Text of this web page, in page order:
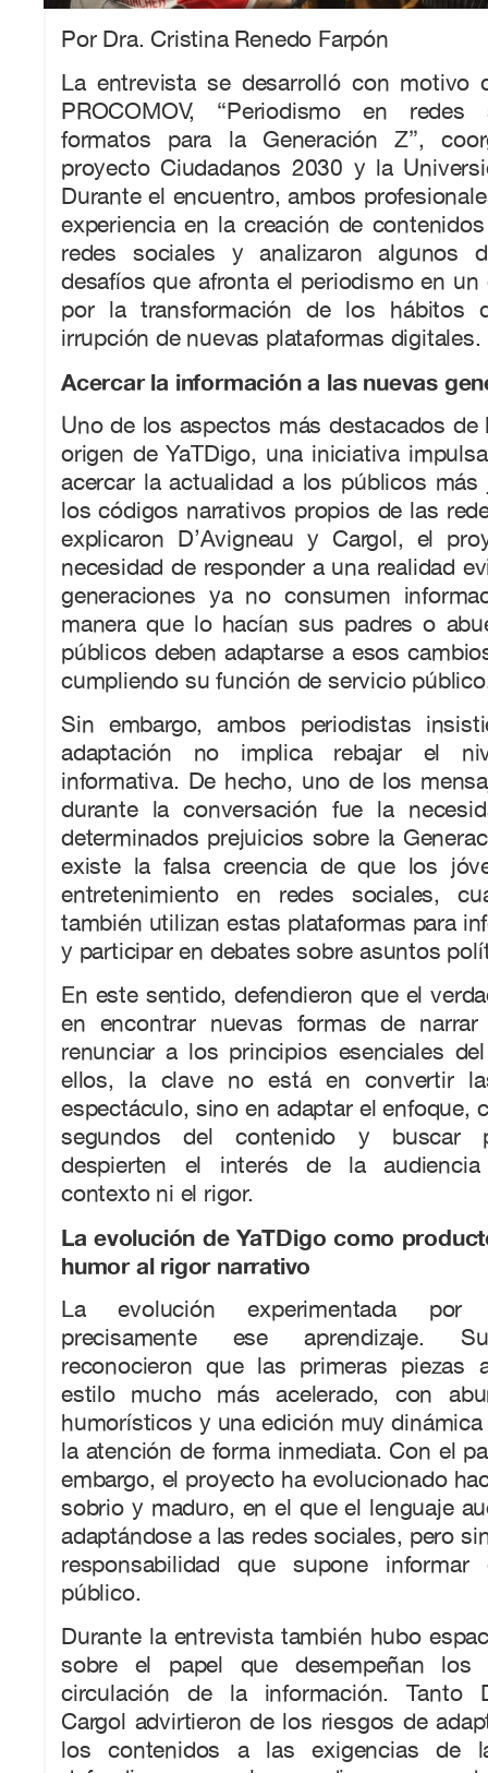
Por Dra. Cristina Renedo Farpón
La entrevista se desarrolló con motivo
PROCOMOV, “Periodismo en redes
formatos para la Generación Z”,
proyecto Ciudadanos 2030 y la
Durante el encuentro, ambos
experiencia en la creación de
redes sociales y analizaron algunos
desafíos que afronta el periodismo en
por la transformación de los hábitos
irrupción de nuevas plataformas digitales.
Acercar la información a las nuevas
Uno de los aspectos más destacados de
origen de YaTDigo, una iniciativa
acercar la actualidad a los públicos más
los códigos narrativos propios de las
explicaron D’Avigneau y Cargol, el
necesidad de responder a una realidad
generaciones ya no consumen
manera que lo hacían sus padres o
públicos deben adaptarse a esos
cumpliendo su función de servicio
Sin embargo, ambos periodistas
adaptación no implica rebajar el
informativa. De hecho, uno de los
durante la conversación fue la
determinados prejuicios sobre la
existe la falsa creencia de que los
entretenimiento en redes sociales,
también utilizan estas plataformas para
y participar en debates sobre asuntos
En este sentido, defendieron que el
en encontrar nuevas formas de
renunciar a los principios esenciales
ellos, la clave no está en convertir
espectáculo, sino en adaptar el enfoque,
segundos del contenido y buscar
despierten el interés de la
contexto ni el rigor.
La evolución de YaTDigo como
humor al rigor narrativo
La evolución experimentada por
precisamente ese aprendizaje.
reconocieron que las primeras piezas
estilo mucho más acelerado, con
humorísticos y una edición muy
la atención de forma inmediata. Con el
embargo, el proyecto ha evolucionado
sobrio y maduro, en el que el lenguaje
adaptándose a las redes sociales, pero
responsabilidad que supone
público.
Durante la entrevista también hubo
sobre el papel que desempeñan los
circulación de la información. Tanto
Cargol advirtieron de los riesgos de
los contenidos a las exigencias de